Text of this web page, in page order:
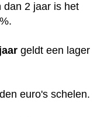
dan 2 jaar is het
geldt een lager
euro's schelen.